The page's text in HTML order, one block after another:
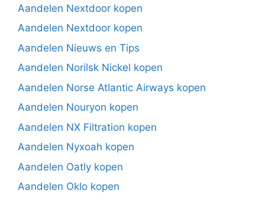
Aandelen Nextdoor kopen
Aandelen Nextdoor kopen
Aandelen Nieuws en Tips
Aandelen Norilsk Nickel kopen
Aandelen Norse Atlantic Airways kopen
Aandelen Nouryon kopen
Aandelen NX Filtration kopen
Aandelen Nyxoah kopen
Aandelen Oatly kopen
Aandelen Oklo kopen